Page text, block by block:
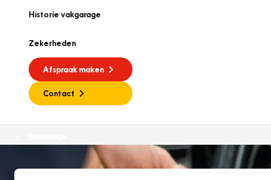
Historie vakgarage
Zekerheden
Afspraak maken
Contact